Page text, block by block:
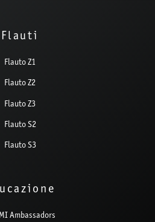
Flauti
Flauto Z1
Flauto Z2
Flauto Z3
Flauto S2
Flauto S3
Ambassadors